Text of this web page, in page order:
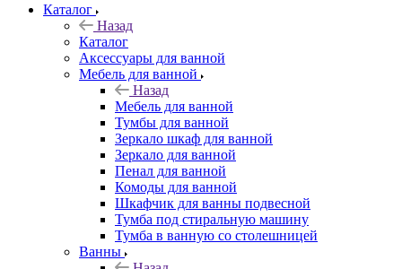
Каталог
Назад
Каталог
Аксессуары для ванной
Мебель для ванной
Назад
Мебель для ванной
Тумбы для ванной
Зеркало шкаф для ванной
Зеркало для ванной
Пенал для ванной
Комоды для ванной
Шкафчик для ванны подвесной
Тумба под стиральную машину
Тумба в ванную со столешницей
Ванны